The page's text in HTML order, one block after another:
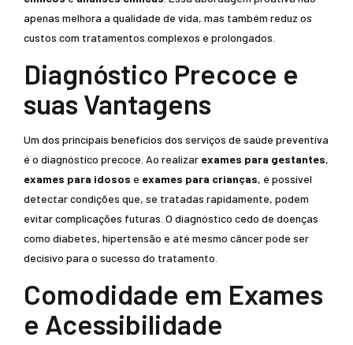
apenas melhora a qualidade de vida, mas também reduz os
custos com tratamentos complexos e prolongados.
Diagnóstico Precoce e
suas Vantagens
Um dos principais benefícios dos serviços de saúde preventiva
é o diagnóstico precoce. Ao realizar exames para gestantes,
exames para idosos e exames para crianças, é possível
detectar condições que, se tratadas rapidamente, podem
evitar complicações futuras. O diagnóstico cedo de doenças
como diabetes, hipertensão e até mesmo câncer pode ser
decisivo para o sucesso do tratamento.
Comodidade em Exames
e Acessibilidade